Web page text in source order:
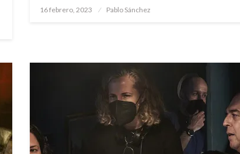
Publicado
16 febrero, 2023 Pablo Sánchez